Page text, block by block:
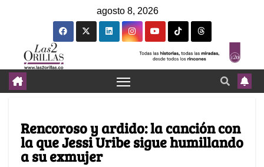
agosto 8, 2026
Rencoroso y ardido: la canción con
la que Jessi Uribe sigue humillando
a su exmujer